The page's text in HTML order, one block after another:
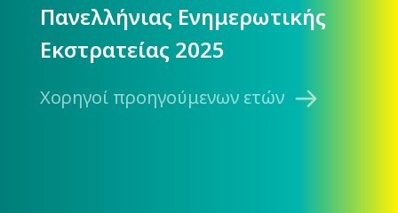
Πανελλήνιας Ενημερωτικής
Εκστρατείας 2025
Χορηγοί προηγούμενων ετών